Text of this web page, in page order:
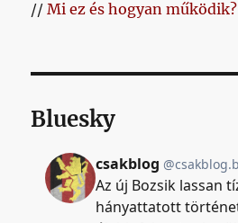
//Mi ez és hogyan működik?
Bluesky